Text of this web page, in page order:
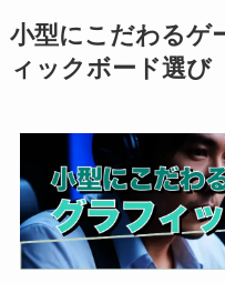
小型にこだわるゲ
ィックボード選び